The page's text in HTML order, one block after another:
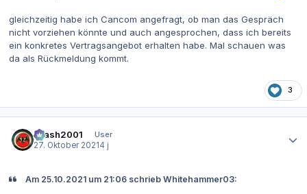
gleichzeitig habe ich Cancom angefragt, ob man das Gespräch
nicht vorziehen könnte und auch angesprochen, dass ich bereits
ein konkretes Vertragsangebot erhalten habe. Mal schauen was
da als Rückmeldung kommt.
3
Crash2001
User
27. Oktober 2021 4 j
Am 25.10.2021 um 21:06 schrieb Whitehammer03: